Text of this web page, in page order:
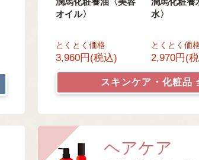
オイル〉
とくとく価格
3,960円(税込)
水〉
とくとく価
2,970円(
スキンケア・化粧品
ヘアケア